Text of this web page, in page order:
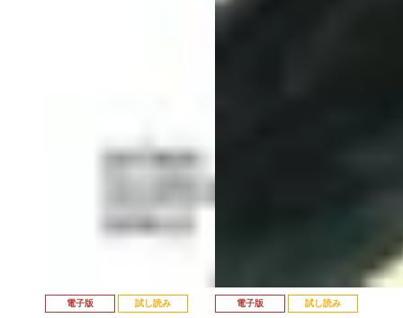
電子版 試し読み 電子版 試し読み